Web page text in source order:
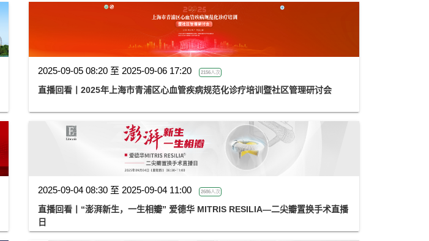
2025-09-05 08:20 至 2025-09-06 17:20 2156人次
直播回看丨2025年上海市青浦区心血管疾病规范化诊疗培训暨社区管理研讨会
2025-09-04 08:30 至 2025-09-04 11:00 2686人次
直播回看丨“澎湃新生，一生相瓣” 爱德华 MITRIS RESILIA—二尖瓣置换手术直播
日